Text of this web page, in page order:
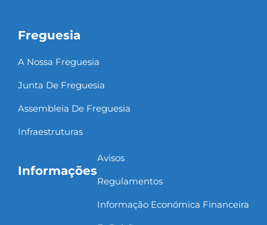
Freguesia
A Nossa Freguesia
Junta De Freguesia
Assembleia De Freguesia
Infraestruturas
Informações
Avisos
Regulamentos
Informação Económica Financeira